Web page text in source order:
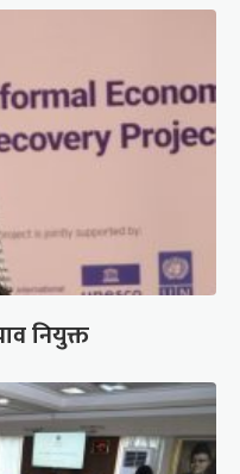
नियुक्त